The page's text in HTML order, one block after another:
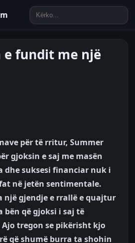
fundit me një
për të rritur, Summer
gjoksin e saj me masën
dhe suksesi financiar nuk i
në jetën sentimentale.
një gjendje e rrallë e quajtur
bën që gjoksi i saj të
tregon se pikërisht kjo
që shumë burra ta shohin